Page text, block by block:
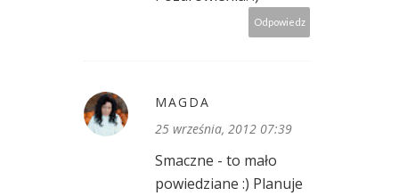
Odpowiedz
MAGDA
25 września, 2012 07:39
Smaczne - to mało
powiedziane :) Planuje